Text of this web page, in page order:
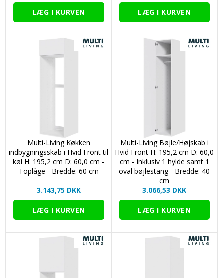
Multi-Living Køkken
indbygningsskab i Hvid Front til
køl H: 195,2 cm D: 60,0 cm -
Toplåge - Bredde: 60 cm
3.143,75 DKK
Multi-Living Bøjle/Højskab i
Hvid Front H: 195,2 cm D: 60,0
cm - Inklusiv 1 hylde samt 1
oval bøjlestang - Bredde: 40
cm
3.066,53 DKK